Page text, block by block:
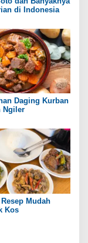
di Indonesia
Daging Kurban
Ngiler
Mudah
Kos